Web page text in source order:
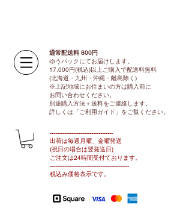
通常配送料 800円​
ゆうパックにてお届けします。
17,000円(税込)以上ご購入で配送料無料
(北海道・九州・沖縄・離島除く)
※上記地域にお住まいの方は購入前に
お問い合わせください。
別途購入方法＋送料をご連絡します。
​​詳しくは「ご利用ガイド」をご覧ください。
​-----------------------------------
出荷は毎週月曜、金曜発送
(祝日の場合は翌発送日)
ご注文は24時間受付ております​。
-------------------------------​-------​------
​税込み価格表示です。